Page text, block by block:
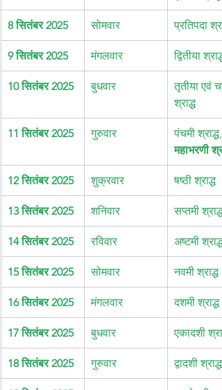
8 सितंबर 2025 सोमवार प्रतिपदा
9 सितंबर 2025 मंगलवार द्वितीया श्राद्ध
10 सितंबर 2025 बुधवार
तृतीया एवं
श्राद्ध
11 सितंबर 2025 गुरुवार
पंचमी श्राद्ध,
महाभरणी
12 सितंबर 2025 शुक्रवार षष्ठी श्राद्ध
13 सितंबर 2025 शनिवार सप्तमी श्राद्ध
14 सितंबर 2025 रविवार अष्टमी श्राद्ध
15 सितंबर 2025 सोमवार नवमी श्राद्ध
16 सितंबर 2025 मंगलवार दशमी श्राद्ध
17 सितंबर 2025 बुधवार एकादशी
18 सितंबर 2025 गुरुवार द्वादशी श्राद्ध